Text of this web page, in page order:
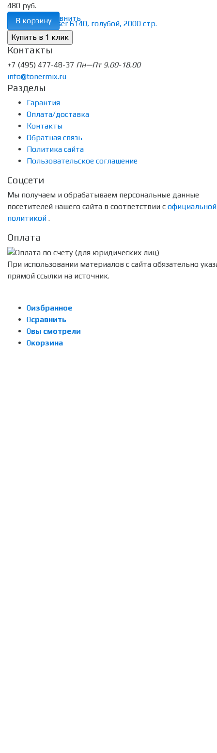
избранное сравнить
480 руб.
В корзину
Контакты
+7 (495) 477-48-37 Пн—Пт 9.00-18.00
info@tonermix.ru
Разделы
Гарантия
Оплата/доставка
Контакты
Обратная связь
Политика сайта
Пользовательское соглашение
Соцсети
Мы получаем и обрабатываем персональные данные
посетителей нашего сайта в соответствии с официальной
политикой .
Оплата
При использовании материалов с сайта обязательно
прямой ссылки на источник.
0избранное
0сравнить
0вы смотрели
0корзина